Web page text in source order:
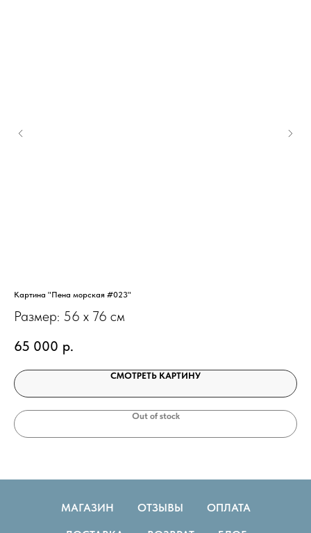
Картина "Пена морская #023"
Размер: 56 х 76 см
65 000 р.
СМОТРЕТЬ КАРТИНУ
Out of stock
МАГАЗИН ОТЗЫВЫ ОПЛАТА